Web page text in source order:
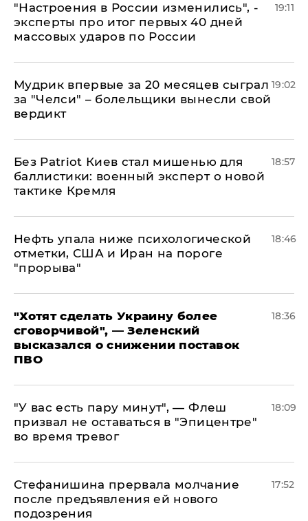
"Настроения в России изменились", -
эксперты про итог первых 40 дней
массовых ударов по России
19:11
Мудрик впервые за 20 месяцев сыграл
за "Челси" – болельщики вынесли свой
вердикт
19:02
​Без Patriot Киев стал мишенью для
баллистики: военный эксперт о новой
тактике Кремля
18:57
Нефть упала ниже психологической
отметки, США и Иран на пороге
"прорыва"
18:46
​"Хотят сделать Украину более
сговорчивой", — Зеленский
высказался о снижении поставок
ПВО
18:36
​"У вас есть пару минут", — Флеш
призвал не оставаться в "Эпицентре"
во время тревог
18:09
Стефанишина прервала молчание
после предъявления ей нового
подозрения
17:52